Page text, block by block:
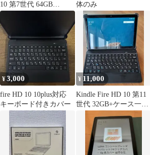
10 第7世代 64GB
SL056ZE★
体のみ
¥3,000
fire HD 10 10plus対応
キーボード付きカバー
¥ 11,000
Kindle Fire HD 10 第11
世代 32GB+ケース一体